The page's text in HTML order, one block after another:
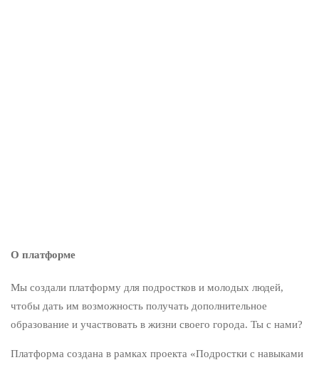
О платформе
Мы создали платформу для подростков и молодых людей,
чтобы дать им возможность получать дополнительное
образование и участвовать в жизни своего города. Ты с нами?
Платформа создана в рамках проекта «Подростки с навыками